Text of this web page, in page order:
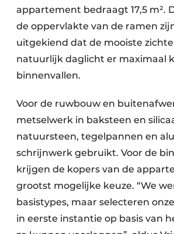
appartement bedraagt 17,5 m².
de oppervlakte van de ramen
uitgekiend dat de mooiste
natuurlijk daglicht er maximaal
binnenvallen.
Voor de ruwbouw en
metselwerk in baksteen en
natuursteen, tegelpannen en
schrijnwerk gebruikt. Voor de
krijgen de kopers van de
grootst mogelijke keuze. “We
basistypes, maar selecteren
in eerste instantie op basis van